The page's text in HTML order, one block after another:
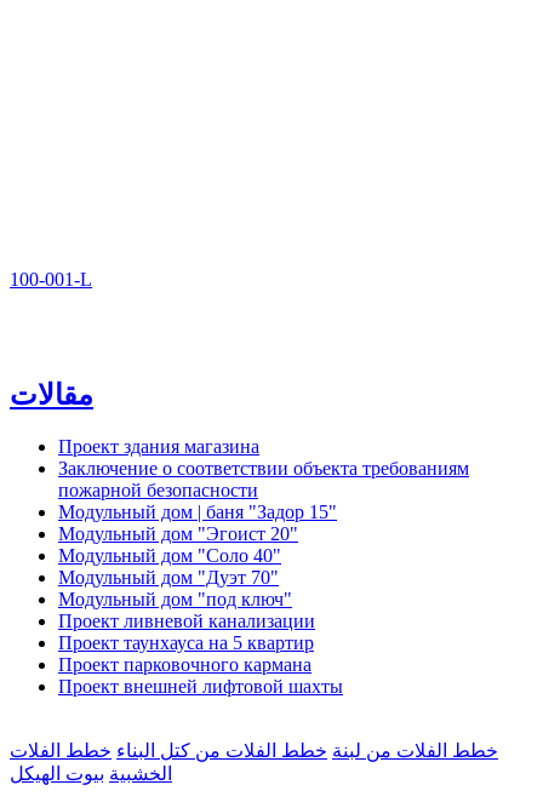
100-001-L
مقالات
Проект здания магазина
Заключение о соответствии объекта требованиям
пожарной безопасности
Модульный дом | баня "Задор 15"
Модульный дом "Эгоист 20"
Модульный дом "Соло 40"
Модульный дом "Дуэт 70"
Модульный дом "под ключ"
Проект ливневой канализации
Проект таунхауса на 5 квартир
Проект парковочного кармана
Проект внешней лифтовой шахты
خطط الفلات من لبنة خطط الفلات من كتل البناء خطط الفلات
الخشبية بيوت الهيكل